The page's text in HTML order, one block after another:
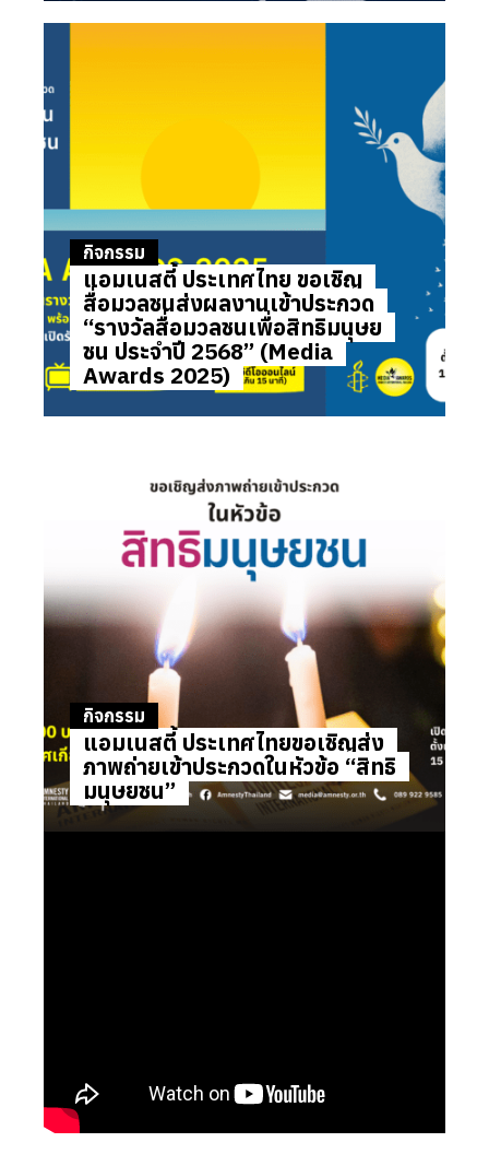
กิจกรรม
แอมเนสตี้ ประเทศไทย ขอเชิญ
สื่อมวลชนส่งผลงานเข้าประกวด
“รางวัลสื่อมวลชนเพื่อสิทธิมนุษย
ชน ประจำปี 2568” (Media
Awards 2025)
กิจกรรม
แอมเนสตี้ ประเทศไทยขอเชิญส่ง
ภาพถ่ายเข้าประกวดในหัวข้อ “สิทธิ
มนุษยชน”